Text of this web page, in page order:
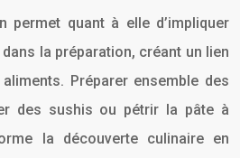
permet quant à elle d’impliquer
la préparation, créant un lien
Préparer ensemble des
des sushis ou pétrir la pâte à
la découverte culinaire en